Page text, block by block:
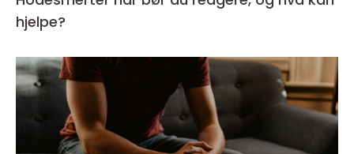
hjelpe?